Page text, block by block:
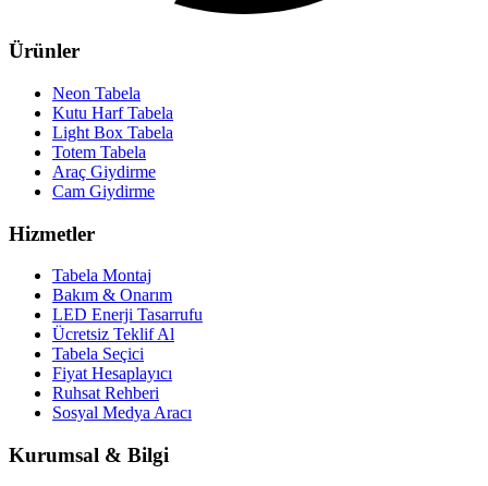
Ürünler
Neon Tabela
Kutu Harf Tabela
Light Box Tabela
Totem Tabela
Araç Giydirme
Cam Giydirme
Hizmetler
Tabela Montaj
Bakım & Onarım
LED Enerji Tasarrufu
Ücretsiz Teklif Al
Tabela Seçici
Fiyat Hesaplayıcı
Ruhsat Rehberi
Sosyal Medya Aracı
Kurumsal & Bilgi